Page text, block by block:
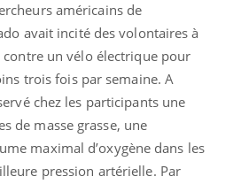
américains de
avait incité des volontaires à
un vélo électrique pour
trois fois par semaine. A
chez les participants une
de masse grasse, une
maximal d’oxygène dans les
pression artérielle. Par